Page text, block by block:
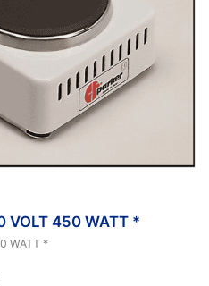
VOLT 450 WATT *
WATT *